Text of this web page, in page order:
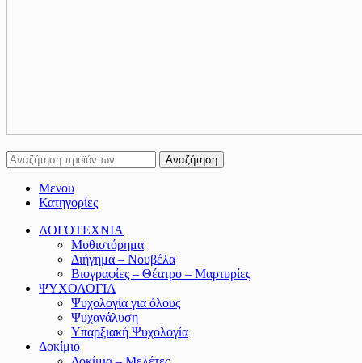
Αναζήτηση
Μενου
Κατηγορίες
ΛΟΓΟΤΕΧΝΙΑ
Μυθιστόρημα
Διήγημα – Νουβέλα
Βιογραφίες – Θέατρο – Μαρτυρίες
ΨΥΧΟΛΟΓΙΑ
Ψυχολογία για όλους
Ψυχανάλυση
Υπαρξιακή Ψυχολογία
Δοκίμιο